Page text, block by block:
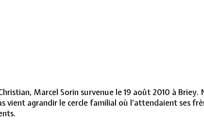
Marcel Sorin survenue le 19 août 2010 à
vient agrandir le cercle familial où l’attendaient ses